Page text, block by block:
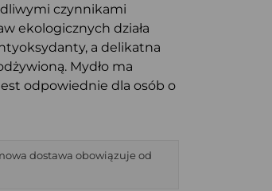
czynnikami
ekologicznych działa
a delikatna
Mydło ma
odpowiednie dla osób o
dostawa obowiązuje od